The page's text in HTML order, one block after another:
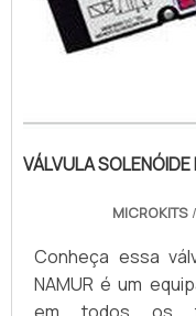
VÁLVULA
MICROKITS
Conheça essa
NAMUR é um
em todos os